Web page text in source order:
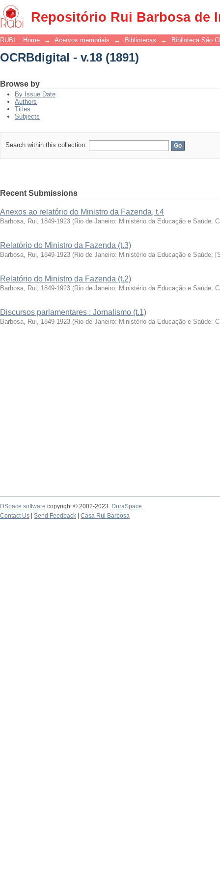
Repositório Rui Barbosa de
OCRBdigital - v.18 (1891)
RUBI :: Home → Acervos memoriais → Bibliotecas → Biblioteca São
OCRBdigital - v.18 (1891)
Browse by
By Issue Date
Authors
Titles
Subjects
Search within this collection:
Recent Submissions
Anexos ao relatório do Ministro da Fazenda, t.4
Barbosa, Rui, 1849-1923 (Rio de Janeiro: Ministério da Educação e Saúde:
Relatório do Ministro da Fazenda (t.3)
Barbosa, Rui, 1849-1923 (Rio de Janeiro: Ministério da Educação e Saúde;
Relatório do Ministro da Fazenda (t.2)
Barbosa, Rui, 1849-1923 (Rio de Janeiro: Ministério da Educação e Saúde:
Discursos parlamentares : Jornalismo (t.1)
Barbosa, Rui, 1849-1923 (Rio de Janeiro: Ministério da Educação e Saúde:
DSpace software copyright © 2002-2023
DuraSpace
Contact Us
Send Feedback Casa Rui Barbosa